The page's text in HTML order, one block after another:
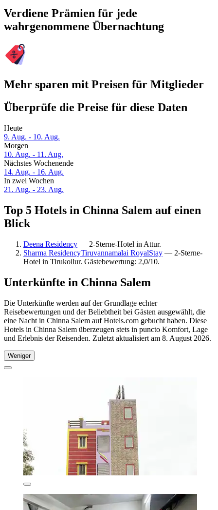
Verdiene Prämien für jede
wahrgenommene Übernachtung
Mehr sparen mit Preisen für Mitglieder
Überprüfe die Preise für diese Daten
Heute
9. Aug. - 10. Aug.
Morgen
10. Aug. - 11. Aug.
Nächstes Wochenende
14. Aug. - 16. Aug.
In zwei Wochen
21. Aug. - 23. Aug.
Top 5 Hotels in Chinna Salem auf einen
Blick
Deena Residency — 2-Sterne-Hotel in Attur.
Sharma ResidencyTiruvannamalai RoyalStay — 2-Sterne-
Hotel in Tirukoilur. Gästebewertung: 2,0/10.
Unterkünfte in Chinna Salem
Die Unterkünfte werden auf der Grundlage echter
Reisebewertungen und der Beliebtheit bei Gästen ausgewählt, die
eine Nacht in Chinna Salem auf Hotels.com gebucht haben. Diese
Hotels in Chinna Salem überzeugen stets in puncto Komfort, Lage
und Erlebnis der Reisenden. Zuletzt aktualisiert am 8. August 2026.
Weniger